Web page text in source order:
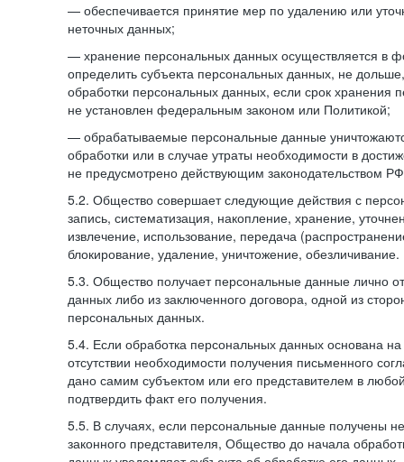
— обеспечивается принятие мер по удалению или
неточных данных;
— хранение персональных данных осуществляется в
определить субъекта персональных данных, не
обработки персональных данных, если срок хранения
не установлен федеральным законом или Политикой;
— обрабатываемые персональные данные
обработки или в случае утраты необходимости в
не предусмотрено действующим законодательством
5.2. Общество совершает следующие действия с
запись, систематизация, накопление, хранение,
извлечение, использование, передача
блокирование, удаление, уничтожение, обезличивание.
5.3. Общество получает персональные данные лично
данных либо из заключенного договора, одной из
персональных данных.
5.4. Если обработка персональных данных основана на
отсутствии необходимости получения письменного
дано самим субъектом или его представителем в
подтвердить факт его получения.
5.5. В случаях, если персональные данные получены
законного представителя, Общество до начала